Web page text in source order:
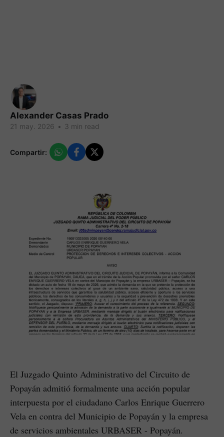
Alexander Casas Prado
21 may. 2026 • 3 min read
Compartir:
El Juzgado Quinto Administrativo del Circuito de
Popayán admitió formalmente una acción popular
interpuesta por el ciudadano Carlos Enrique Guerrero
Vela en contra del Municipio de Popayán y la empresa
de servicios ambientales URBASER - Popayán.